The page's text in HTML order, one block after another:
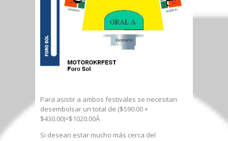
Para asistir a ambos festivales se necesitan
desembolsar un total de ($590.00 +
$430.00)=$1020.00Â
Si desean estar mucho más cerca del